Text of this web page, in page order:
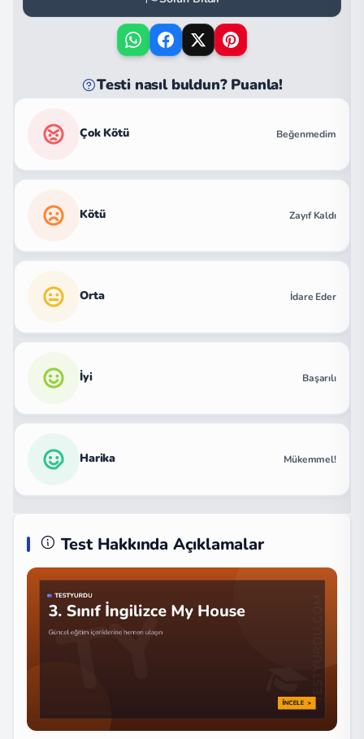
Testi nasıl buldun? Puanla!
Çok Kötü Beğenmedim
Kötü Zayıf Kaldı
Orta İdare Eder
İyi Başarılı
Harika Mükemmel!
Test Hakkında Açıklamalar